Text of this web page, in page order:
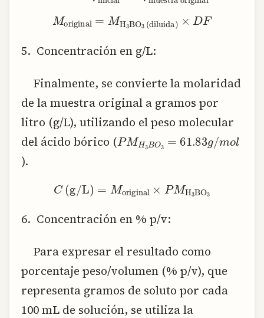
M_{text{original}} = M_{text{H}_3text{BO}_3,(text{diluida})} times DF
5. Concentración en g/L:
Finalmente, se convierte la molaridad
de la muestra original a gramos por
litro (g/L), utilizando el peso molecular
del ácido bórico (
PM H3BO3=61.83g/m
).
C,(text{g/L}) = M_{text{original}} times PM_{text{H}_3text{BO}_3}
6. Concentración en % p/v:
Para expresar el resultado como
porcentaje peso/volumen (% p/v), que
representa gramos de soluto por cada
100 mL de solución, se utiliza la